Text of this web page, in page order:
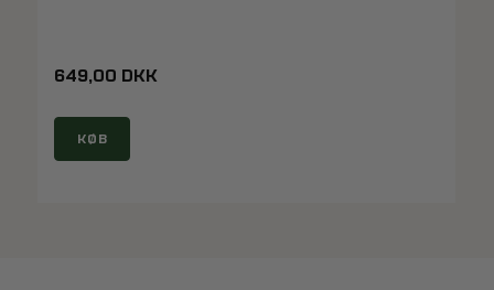
649,00 DKK
KØB